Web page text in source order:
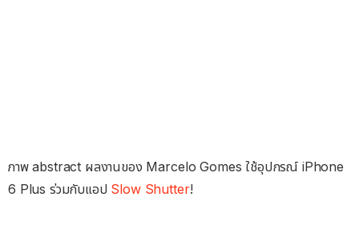
ภาพ abstract ผลงานของ Marcelo Gomes ใช้อุปกรณ์ iPhone
6 Plus ร่วมกับแอป Slow Shutter!